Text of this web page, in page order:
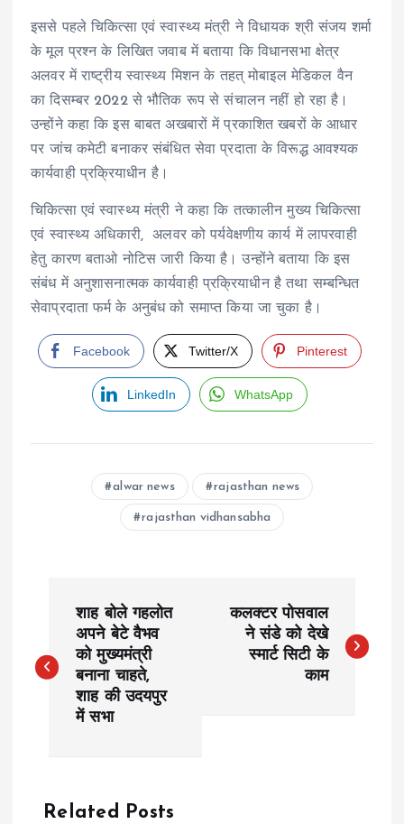
इससे पहले चिकित्सा एवं स्वास्थ्य मंत्री ने विधायक श्री संजय शर्मा
के मूल प्रश्न के लिखित जवाब में बताया कि विधानसभा क्षेत्र
अलवर में राष्‍ट्रीय स्‍वास्‍थ्‍य मिशन के तहत् मोबाइल मेडिकल वैन
का दिसम्‍बर 2022 से भौतिक रूप से संचालन नहीं हो रहा है।
उन्होंने कहा कि इस बाबत अखबारों में प्रकाशित खबरों के आधार
पर जांच कमेटी बनाकर संबंधित सेवा प्रदाता के विरूद्ध आवश्‍यक
कार्यवाही प्रक्रियाधीन है।
चिकित्सा एवं स्वास्थ्य मंत्री ने कहा कि तत्‍कालीन मुख्‍य चिकित्‍सा
एवं स्‍वास्‍थ्‍य अधिकारी, अलवर को पर्यवेक्षणीय कार्य में लापरवाही
हेतु कारण बताओ नोटिस जारी किया है। उन्होंने बताया कि इस
संबंध में अनुशासनात्‍मक कार्यवाही प्रक्रियाधीन है तथा सम्‍बन्धित
सेवाप्रदाता फर्म के अनुबंध को समाप्‍त किया जा चुका है।
Facebook Twitter/X Pinterest
LinkedIn WhatsApp
alwar news rajasthan news
rajasthan vidhansabha
s
शाह बोले गहलोत
अपने बेटे वैभव
को मुख्यमंत्री
बनाना चाहते,
शाह की उदयपुर
में सभा
कलक्टर पोसवाल
ने संडे को देखे
स्मार्ट सिटी के
काम
Related Posts